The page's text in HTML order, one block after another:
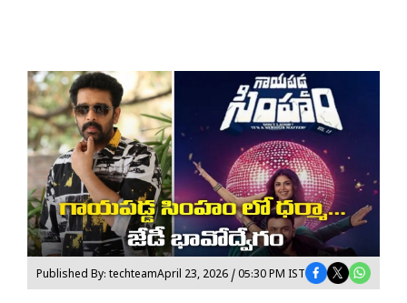
Published By: techteamApril 23, 2026 / 05:30 PM IST